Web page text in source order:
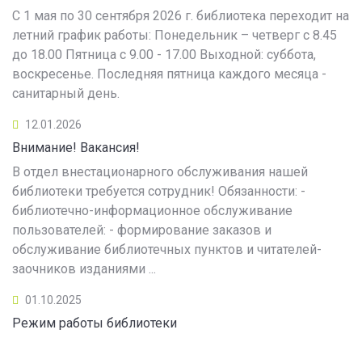
С 1 мая по 30 сентября 2026 г. библиотека переходит на
летний график работы: Понедельник – четверг с 8.45
до 18.00 Пятница с 9.00 - 17.00 Выходной: суббота,
воскресенье. Последняя пятница каждого месяца -
санитарный день.
12.01.2026
Внимание! Вакансия!
В отдел внестационарного обслуживания нашей
библиотеки требуется сотрудник! Обязанности: -
библиотечно-информационное обслуживание
пользователей: - формирование заказов и
обслуживание библиотечных пунктов и читателей-
заочников изданиями ...
01.10.2025
Режим работы библиотеки